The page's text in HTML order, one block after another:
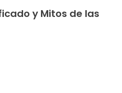
y Mitos de las